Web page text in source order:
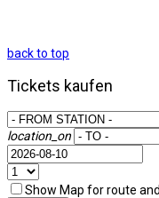
back to top
Tickets kaufen
location_on
Show Map for route